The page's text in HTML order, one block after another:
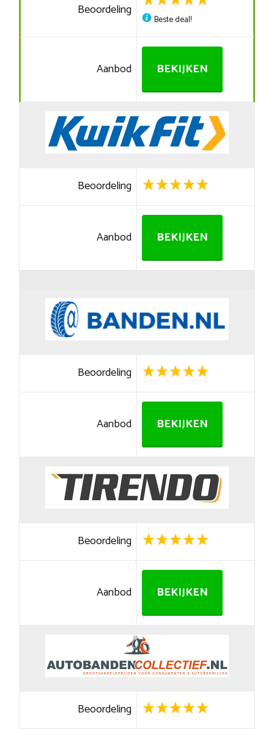
Beoordeling
Beste deal!
Aanbod BEKIJKEN
Beoordeling
Aanbod BEKIJKEN
Beoordeling
Aanbod BEKIJKEN
Beoordeling
Aanbod BEKIJKEN
Beoordeling